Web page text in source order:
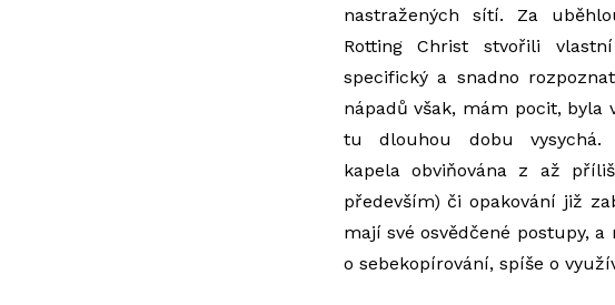
nastražených sítí. Za
Rotting Christ stvořili
specifický a snadno
nápadů však, mám pocit, byla
tu dlouhou dobu vysychá.
kapela obviňována z až
především) či opakování již
mají své osvědčené postupy,
o sebekopírování, spíše o